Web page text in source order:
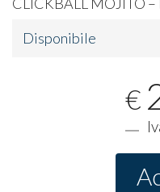
CLICKBALL MOJITO –
Disponibile
€